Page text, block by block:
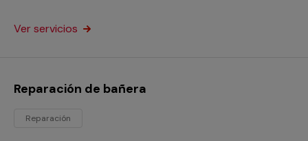
Ver servicios
Reparación de bañera
Reparación